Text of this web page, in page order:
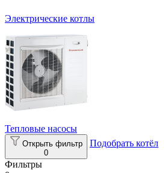
Электрические котлы
Тепловые насосы
Открыть фильтр
0
Подобрать котёл
Фильтры